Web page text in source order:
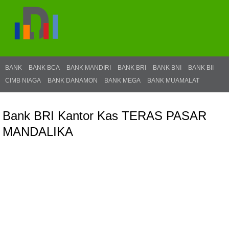
BANK BANK BCA BANK MANDIRI BANK BRI BANK BNI
BANK BII
CIMB NIAGA
BANK DANAMON BANK MEGA BANK MUAMALAT
Bank BRI Kantor Kas TERAS PASAR
MANDALIKA